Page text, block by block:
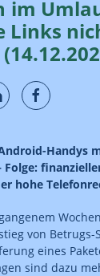
im
Links
Handys
hohe
von Betrugs-
eines
sind dazu